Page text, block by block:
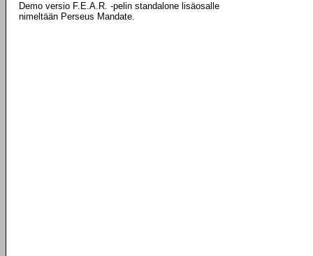
Demo versio F.E.A.R. -pelin standalone lisäosalle
nimeltään Perseus Mandate.